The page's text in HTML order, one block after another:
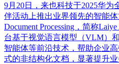
9月20日，来也科技于2025华
伴活动上推出业界领先的智能
Document Processing，简称
台基于视觉语言模型（VLM）
智能体等前沿技术，帮助企业
式的非结构化文档，显著提升